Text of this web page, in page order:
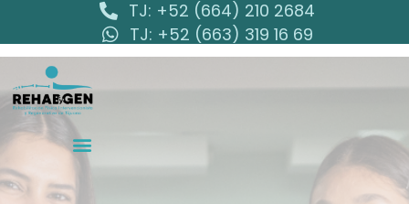
TJ: +52 (664) 210 2684
TJ: +52 (663) 319 16 69